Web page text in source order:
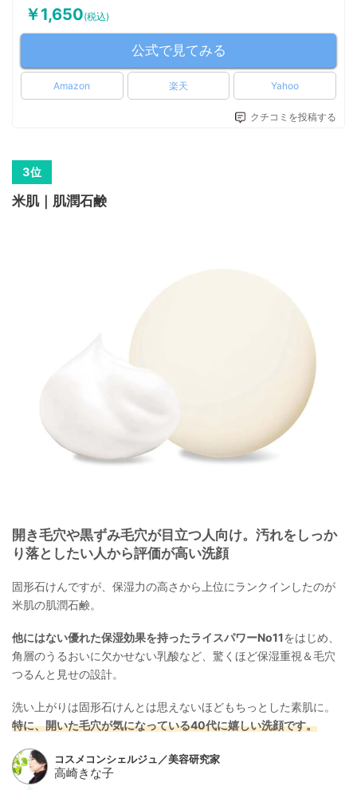
￥1,650(税込)
公式で見てみる
Amazon 楽天 Yahoo
クチコミを投稿する
米肌｜肌潤石鹸
開き毛穴や黒ずみ毛穴が目立つ人向け。汚れをしっか
り落としたい人から評価が高い洗顔
固形石けんですが、保湿力の高さから上位にランクインしたのが
米肌の肌潤石鹸。
他にはない優れた保湿効果を持ったライスパワーNo11をはじめ、
角層のうるおいに欠かせない乳酸など、驚くほど保湿重視＆毛穴
つるんと見せの設計。
洗い上がりは固形石けんとは思えないほどもちっとした素肌に。
特に、開いた毛穴が気になっている40代に嬉しい洗顔です。